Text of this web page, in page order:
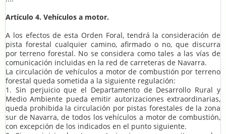
Artículo 4. Vehículos a motor.
A los efectos de esta Orden Foral, tendrá la consideración de
pista forestal cualquier camino, afirmado o no, que discurra
por terreno forestal. No se considera como tales a las vías de
comunicación incluidas en la red de carreteras de Navarra.
La circulación de vehículos a motor de combustión por terreno
forestal queda sometida a la siguiente regulación:
1. Sin perjuicio que el Departamento de Desarrollo Rural y
Medio Ambiente pueda emitir autorizaciones extraordinarias,
queda prohibida la circulación por pistas forestales de la zona
sur de Navarra, de todos los vehículos a motor de combustión,
con excepción de los indicados en el punto siguiente.